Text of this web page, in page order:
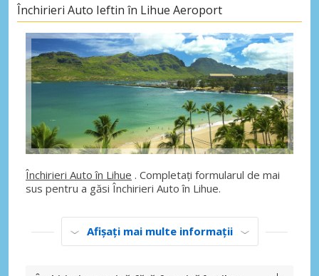
Închirieri Auto Ieftin în Lihue Aeroport
Închirieri Auto în Lihue . Completați formularul de mai
sus pentru a găsi Închirieri Auto în Lihue.
Afișați mai multe informații